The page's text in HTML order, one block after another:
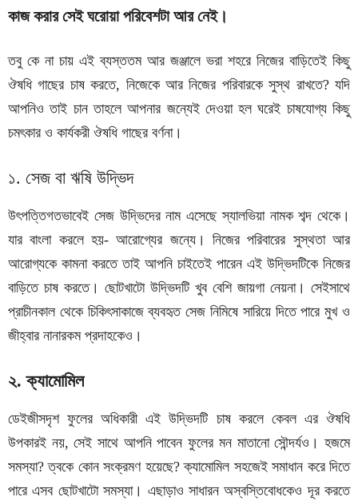
কাজ করার সেই ঘরোয়া পরিবেশটা আর নেই।
তবু কে না চায় এই ব্যস্ততম আর জঞ্জালে ভরা শহরে নিজের বাড়িতেই কিছু
ঔষধি গাছের চাষ করতে, নিজেকে আর নিজের পরিবারকে সুস্থ রাখতে? যদি
আপনিও তাই চান তাহলে আপনার জন্যেই দেওয়া হল ঘরেই চাষযোগ্য কিছু
চমৎকার ও কার্যকরী ঔষধি গাছের বর্ণনা।
১. সেজ বা ঋষি উদ্ভিদ
উৎপত্তিগতভাবেই সেজ উদ্ভিদের নাম এসেছে স্যালভিয়া নামক শব্দ থেকে।
যার বাংলা করলে হয়- আরোগ্যের জন্যে। নিজের পরিবারের সুস্থতা আর
আরোগ্যকে কামনা করতে তাই আপনি চাইতেই পারেন এই উদ্ভিদটিকে নিজের
বাড়িতে চাষ করতে। ছোটখাটো উদ্ভিদটি খুব বেশি জায়গা নেয়না। সেইসাথে
প্রাচীনকাল থেকে চিকিৎসাকাজে ব্যবহৃত সেজ নিমিষে সারিয়ে দিতে পারে মুখ ও
জীহ্বার নানারকম প্রদাহকেও।
২. ক্যামোমিল
ডেইজীসদৃশ ফুলের অধিকারী এই উদ্ভিদটি চাষ করলে কেবল এর ঔষধি
উপকারই নয়, সেই সাথে আপনি পাবেন ফুলের মন মাতানো সৌন্দর্যও। হজমে
সমস্যা? ত্বকে কোন সংক্রমণ হয়েছে? ক্যামোমিল সহজেই সমাধান করে দিতে
পারে এসব ছোটখাটো সমস্যা। এছাড়াও সাধারন অস্বস্তিবোধকেও দূর করতে